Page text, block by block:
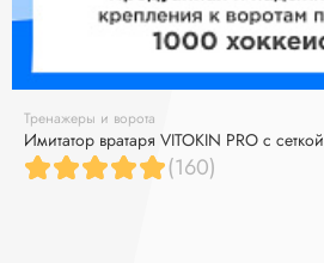
Тренажеры и ворота
Имитатор вратаря VITOKIN PRO с сеткой
(160)